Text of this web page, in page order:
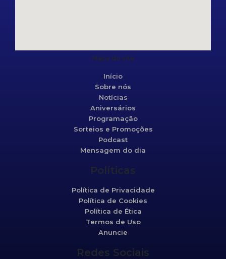
Mapa do site
Início
Sobre nós
Notícias
Aniversários
Programação
Sorteios e Promoções
Podcast
Mensagem do dia
Políticas
Política de Privacidade
Política de Cookies
Política de Ética
Termos de Uso
Anuncie
Redes Sociais